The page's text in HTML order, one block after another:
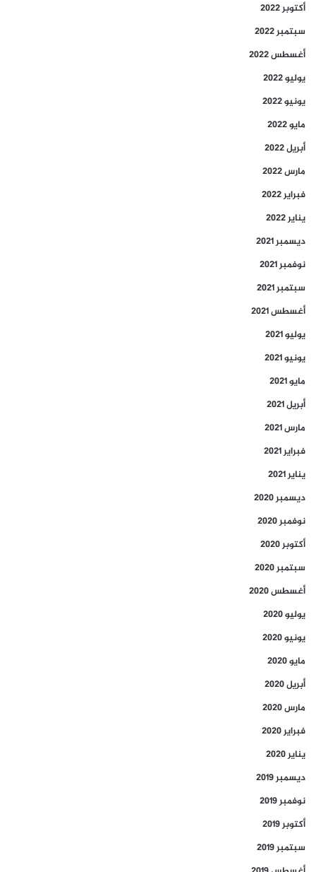
أكتوبر 2022
سبتمبر 2022
أغسطس 2022
يوليو 2022
يونيو 2022
مايو 2022
أبريل 2022
مارس 2022
فبراير 2022
يناير 2022
ديسمبر 2021
نوفمبر 2021
سبتمبر 2021
أغسطس 2021
يوليو 2021
يونيو 2021
مايو 2021
أبريل 2021
مارس 2021
فبراير 2021
يناير 2021
ديسمبر 2020
نوفمبر 2020
أكتوبر 2020
سبتمبر 2020
أغسطس 2020
يوليو 2020
يونيو 2020
مايو 2020
أبريل 2020
مارس 2020
فبراير 2020
يناير 2020
ديسمبر 2019
نوفمبر 2019
أكتوبر 2019
سبتمبر 2019